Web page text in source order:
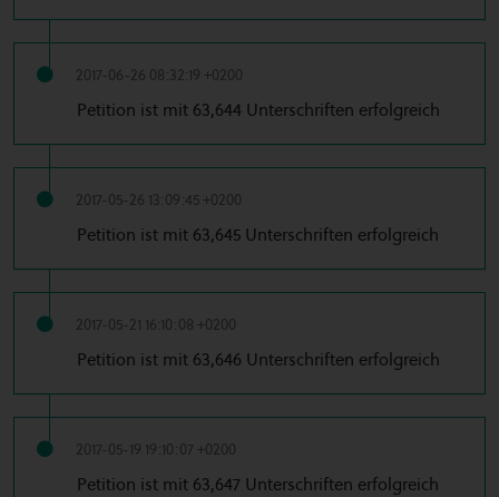
2017-06-26 08:32:19 +0200
Petition ist mit 63,644 Unterschriften erfolgreich
2017-05-26 13:09:45 +0200
Petition ist mit 63,645 Unterschriften erfolgreich
2017-05-21 16:10:08 +0200
Petition ist mit 63,646 Unterschriften erfolgreich
2017-05-19 19:10:07 +0200
Petition ist mit 63,647 Unterschriften erfolgreich